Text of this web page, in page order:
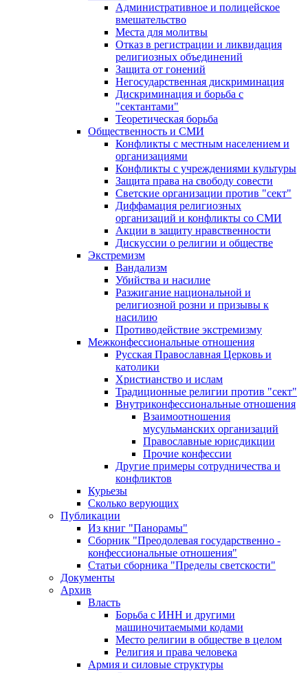
Административное и полицейское
вмешательство
Места для молитвы
Отказ в регистрации и ликвидация
религиозных объединений
Защита от гонений
Негосударственная дискриминация
Дискриминация и борьба с
"сектантами"
Теоретическая борьба
Общественность и СМИ
Конфликты с местным населением и
организациями
Конфликты с учреждениями культуры
Защита права на свободу совести
Светские организации против "сект"
Диффамация религиозных
организаций и конфликты со СМИ
Акции в защиту нравственности
Дискуссии о религии и обществе
Экстремизм
Вандализм
Убийства и насилие
Разжигание национальной и
религиозной розни и призывы к
насилию
Противодействие экстремизму
Межконфессиональные отношения
Русская Православная Церковь и
католики
Христианство и ислам
Традиционные религии против "сект"
Внутриконфессиональные отношения
Взаимоотношения
мусульманских организаций
Православные юрисдикции
Прочие конфессии
Другие примеры сотрудничества и
конфликтов
Курьезы
Сколько верующих
Публикации
Из книг "Панорамы"
Сборник "Преодолевая государственно -
конфессиональные отношения"
Статьи сборника "Пределы светскости"
Документы
Архив
Власть
Борьба с ИНН и другими
машиночитаемыми кодами
Место религии в обществе в целом
Религия и права человека
Армия и силовые структуры